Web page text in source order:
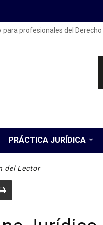
para profesionales del Derecho
PRÁCTICA JURÍDICA
del Lector